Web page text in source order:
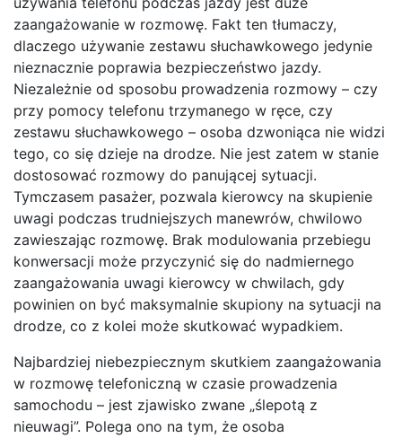
zaangażowanie w rozmowę. Fakt ten tłumaczy,
dlaczego używanie zestawu słuchawkowego jedynie
nieznacznie poprawia bezpieczeństwo jazdy.
Niezależnie od sposobu prowadzenia rozmowy – czy
przy pomocy telefonu trzymanego w ręce, czy
zestawu słuchawkowego – osoba dzwoniąca nie widzi
tego, co się dzieje na drodze. Nie jest zatem w stanie
dostosować rozmowy do panującej sytuacji.
Tymczasem pasażer, pozwala kierowcy na skupienie
uwagi podczas trudniejszych manewrów, chwilowo
zawieszając rozmowę. Brak modulowania przebiegu
konwersacji może przyczynić się do nadmiernego
zaangażowania uwagi kierowcy w chwilach, gdy
powinien on być maksymalnie skupiony na sytuacji na
drodze, co z kolei może skutkować wypadkiem.
Najbardziej niebezpiecznym skutkiem zaangażowania
w rozmowę telefoniczną w czasie prowadzenia
samochodu – jest zjawisko zwane „ślepotą z
nieuwagi”. Polega ono na tym, że osoba